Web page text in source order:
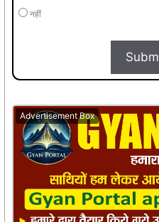
नहीं
Advertisement Box